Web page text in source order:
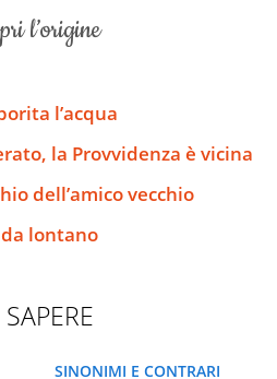
l’origine
l’acqua
la Provvidenza è vicina
dell’amico vecchio
lontano
SAPERE
SINONIMI E CONTRARI